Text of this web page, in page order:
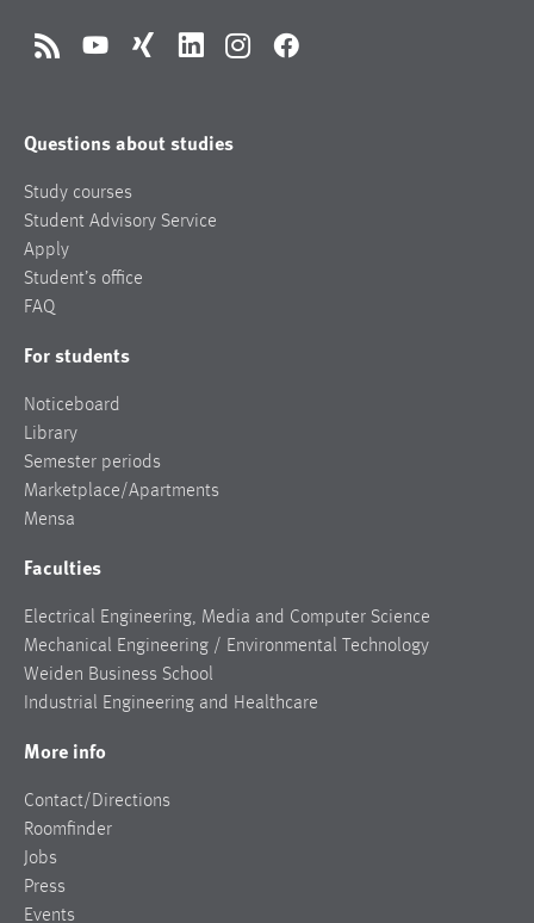
RSS YouTubeXing LinkedInInstagramFacebook
Questions about studies
Study courses
Student Advisory Service
Apply
Student’s office
FAQ
For students
Noticeboard
Library
Semester periods
Marketplace/Apartments
Mensa
Faculties
Electrical Engineering, Media and Computer Science
Mechanical Engineering / Environmental Technology
Weiden Business School
Industrial Engineering and Healthcare
More info
Contact/Directions
Roomfinder
Jobs
Press
Events